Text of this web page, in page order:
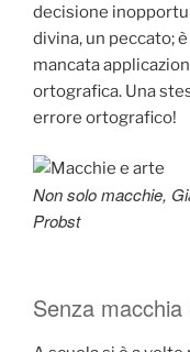
decisione
divina, un peccato;
mancata
ortografica. Una
errore ortografico!
Non solo macchie,
Probst
Senza